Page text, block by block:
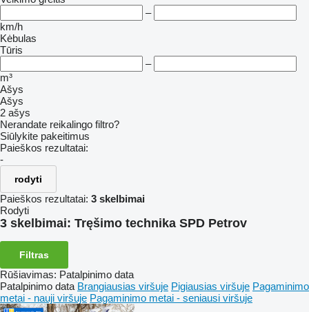
–
km/h
Kėbulas
Tūris
–
m³
Ašys
Ašys
2 ašys
Nerandate reikalingo filtro?
Siūlykite pakeitimus
Paieškos rezultatai:
-
rodyti
Paieškos rezultatai: 3 skelbimai
Rodyti
3 skelbimai: Tręšimo technika SPD Petrov
Filtras
Rūšiavimas: Patalpinimo data
Patalpinimo data Brangiausias viršuje Pigiausias viršuje Pagaminimo
metai - nauji viršuje Pagaminimo metai - seniausi viršuje